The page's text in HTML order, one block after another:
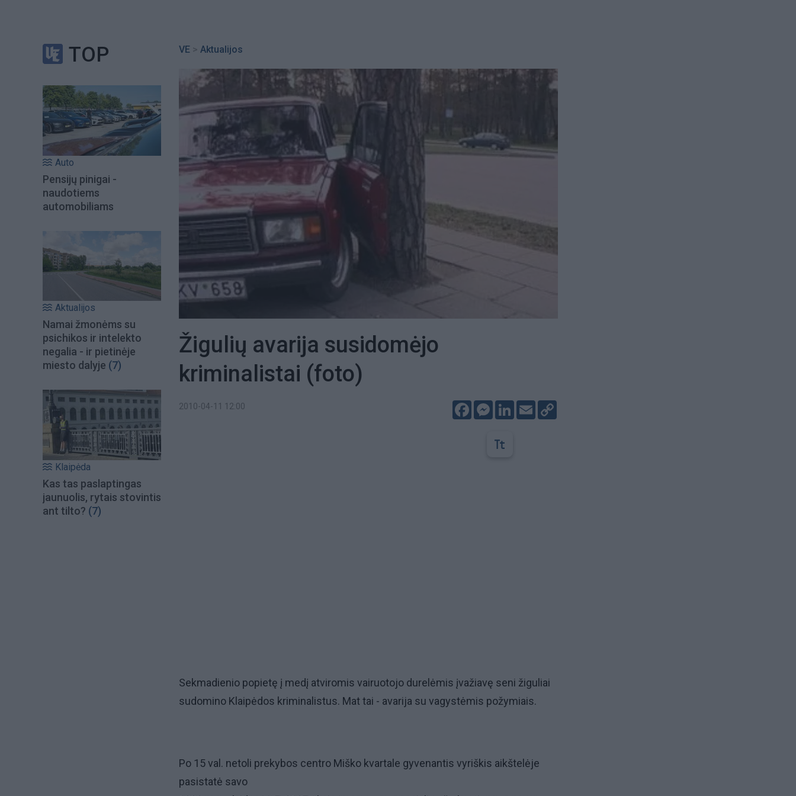
TOP
Auto
Pensijų pinigai -
naudotiems
automobiliams
Aktualijos
Namai žmonėms su
psichikos ir intelekto
negalia - ir pietinėje
miesto dalyje (7)
Klaipėda
Kas tas paslaptingas
jaunuolis, rytais stovintis
ant tilto? (7)
VE > Aktualijos
Žigulių avarija susidomėjo
kriminalistai (foto)
2010-04-11 12:00 FacebookMessenger
LinkedIn
Email
Sekmadienio popietę į medį atviromis vairuotojo durelėmis įvažiavę seni žiguliai
sudomino Klaipėdos kriminalistus. Mat tai - avarija su vagystėmis požymiais.
Po 15 val. netoli prekybos centro Miško kvartale gyvenantis vyriškis aikštelėje
pasistatė savo